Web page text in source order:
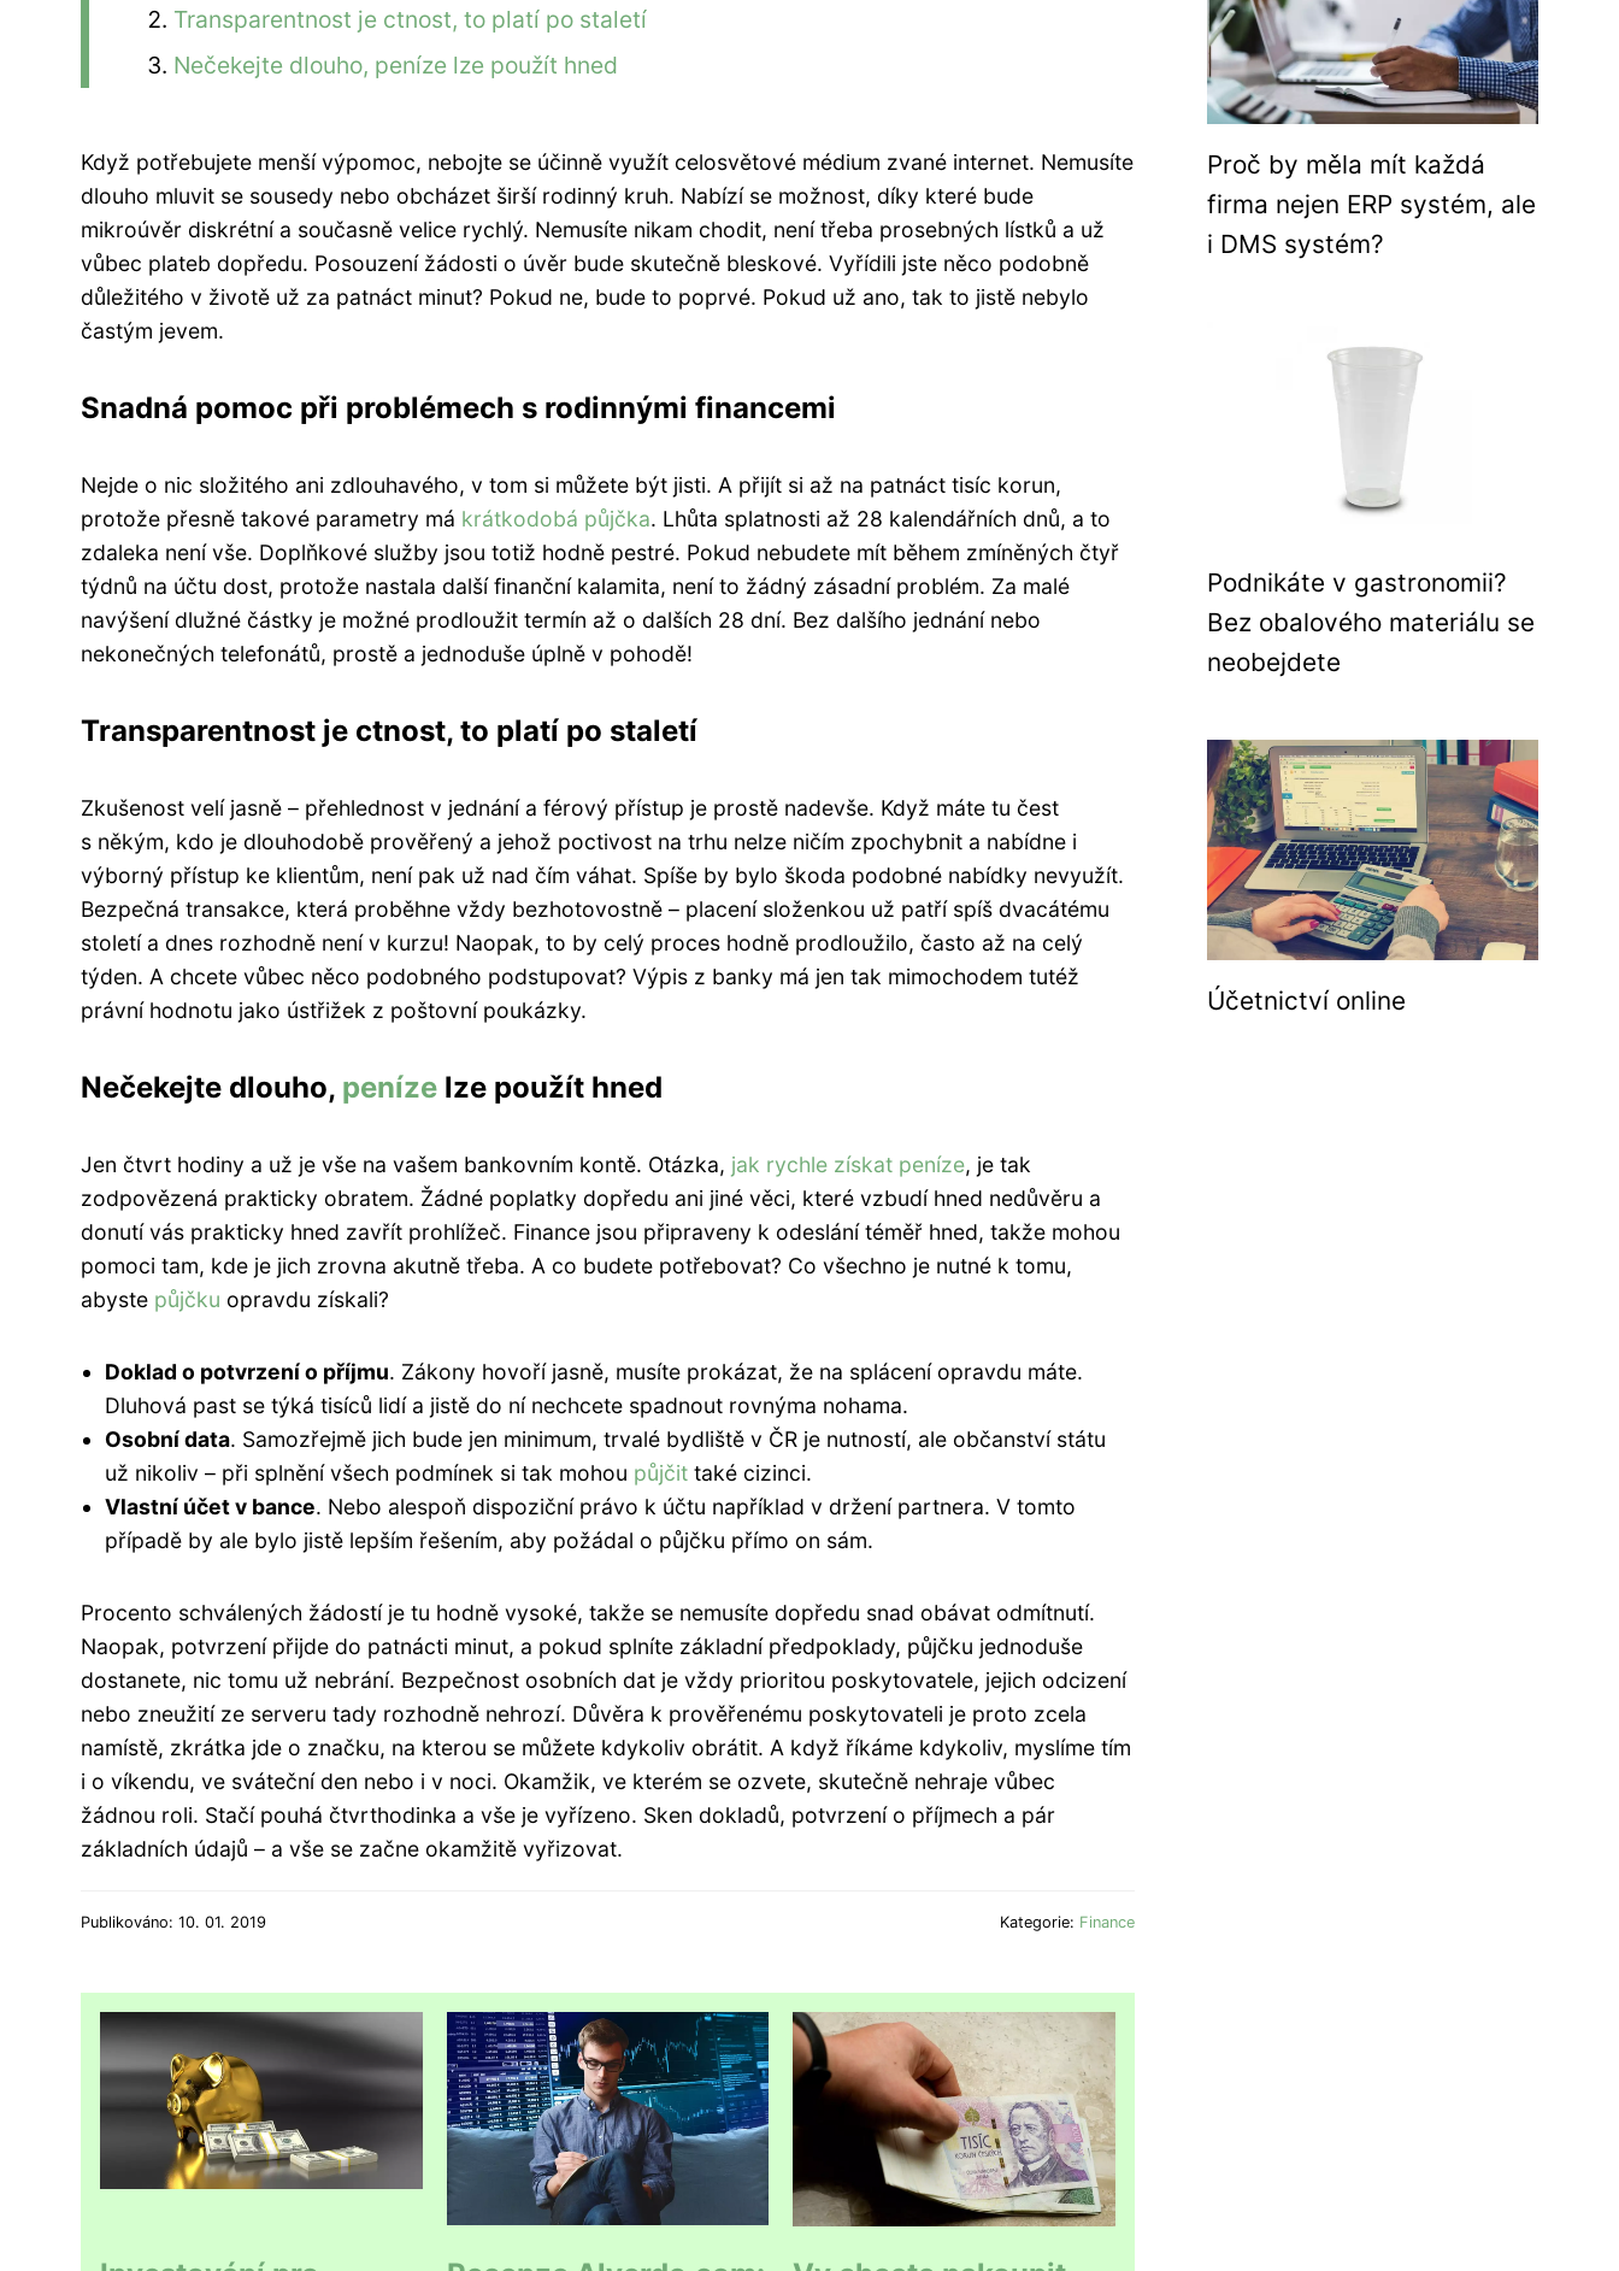
Transparentnost je ctnost, to platí po staletí
Nečekejte dlouho, peníze lze použít hned
Když potřebujete menší výpomoc, nebojte se účinně využít celosvětové médium zvané internet. Nemusíte
dlouho mluvit se sousedy nebo obcházet širší rodinný kruh. Nabízí se možnost, díky které bude
mikroúvěr diskrétní a současně velice rychlý. Nemusíte nikam chodit, není třeba prosebných lístků a už
vůbec plateb dopředu. Posouzení žádosti o úvěr bude skutečně bleskové. Vyřídili jste něco podobně
důležitého v životě už za patnáct minut? Pokud ne, bude to poprvé. Pokud už ano, tak to jistě nebylo
častým jevem.
Snadná pomoc při problémech s rodinnými financemi
Nejde o nic složitého ani zdlouhavého, v tom si můžete být jisti. A přijít si až na patnáct tisíc korun,
protože přesně takové parametry má krátkodobá půjčka. Lhůta splatnosti až 28 kalendářních dnů, a to
zdaleka není vše. Doplňkové služby jsou totiž hodně pestré. Pokud nebudete mít během zmíněných čtyř
týdnů na účtu dost, protože nastala další finanční kalamita, není to žádný zásadní problém. Za malé
navýšení dlužné částky je možné prodloužit termín až o dalších 28 dní. Bez dalšího jednání nebo
nekonečných telefonátů, prostě a jednoduše úplně v pohodě!
Transparentnost je ctnost, to platí po staletí
Zkušenost velí jasně – přehlednost v jednání a férový přístup je prostě nadevše. Když máte tu čest
s někým, kdo je dlouhodobě prověřený a jehož poctivost na trhu nelze ničím zpochybnit a nabídne i
výborný přístup ke klientům, není pak už nad čím váhat. Spíše by bylo škoda podobné nabídky nevyužít.
Bezpečná transakce, která proběhne vždy bezhotovostně – placení složenkou už patří spíš dvacátému
století a dnes rozhodně není v kurzu! Naopak, to by celý proces hodně prodloužilo, často až na celý
týden. A chcete vůbec něco podobného podstupovat? Výpis z banky má jen tak mimochodem tutéž
právní hodnotu jako ústřižek z poštovní poukázky.
Nečekejte dlouho, peníze lze použít hned
Jen čtvrt hodiny a už je vše na vašem bankovním kontě. Otázka, jak rychle získat peníze, je tak
zodpovězená prakticky obratem. Žádné poplatky dopředu ani jiné věci, které vzbudí hned nedůvěru a
donutí vás prakticky hned zavřít prohlížeč. Finance jsou připraveny k odeslání téměř hned, takže mohou
pomoci tam, kde je jich zrovna akutně třeba. A co budete potřebovat? Co všechno je nutné k tomu,
abyste půjčku opravdu získali?
Doklad o potvrzení o příjmu. Zákony hovoří jasně, musíte prokázat, že na splácení opravdu máte.
Dluhová past se týká tisíců lidí a jistě do ní nechcete spadnout rovnýma nohama.
Osobní data. Samozřejmě jich bude jen minimum, trvalé bydliště v ČR je nutností, ale občanství státu
už nikoliv – při splnění všech podmínek si tak mohou půjčit také cizinci.
Vlastní účet v bance. Nebo alespoň dispoziční právo k účtu například v držení partnera. V tomto
případě by ale bylo jistě lepším řešením, aby požádal o půjčku přímo on sám.
Procento schválených žádostí je tu hodně vysoké, takže se nemusíte dopředu snad obávat odmítnutí.
Naopak, potvrzení přijde do patnácti minut, a pokud splníte základní předpoklady, půjčku jednoduše
dostanete, nic tomu už nebrání. Bezpečnost osobních dat je vždy prioritou poskytovatele, jejich odcizení
nebo zneužití ze serveru tady rozhodně nehrozí. Důvěra k prověřenému poskytovateli je proto zcela
namístě, zkrátka jde o značku, na kterou se můžete kdykoliv obrátit. A když říkáme kdykoliv, myslíme tím
i o víkendu, ve sváteční den nebo i v noci. Okamžik, ve kterém se ozvete, skutečně nehraje vůbec
žádnou roli. Stačí pouhá čtvrthodinka a vše je vyřízeno. Sken dokladů, potvrzení o příjmech a pár
základních údajů – a vše se začne okamžitě vyřizovat.
Publikováno: 10. 01. 2019 Kategorie: Finance
Proč by měla mít každá
firma nejen ERP systém, ale
i DMS systém?
Podnikáte v gastronomii?
Bez obalového materiálu se
neobejdete
Účetnictví online